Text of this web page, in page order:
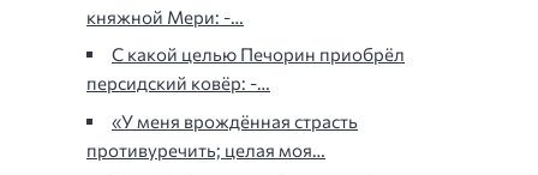
княжной Мери: -…
С какой целью Печорин приобрёл
персидский ковёр: -…
«У меня врождённая страсть
противуречить; целая моя…